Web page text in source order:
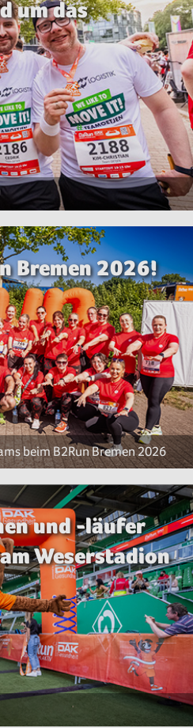
um das
Bremen 2026!
beim B2Run Bremen 2026
und -läufer
Weserstadion